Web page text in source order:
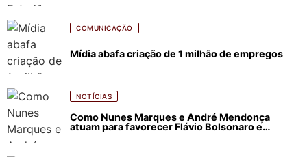
COMUNICAÇÃO
Mídia abafa criação de 1 milhão de empregos
NOTÍCIAS
Como Nunes Marques e André Mendonça
atuam para favorecer Flávio Bolsonaro e